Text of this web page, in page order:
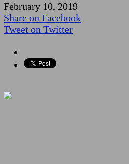
February 10, 2019
Share on Facebook
Tweet on Twitter